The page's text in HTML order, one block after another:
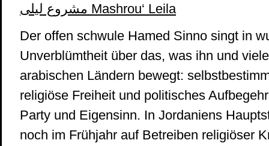
مشروع ليلى Mashrou‘ Leila
Der offen schwule Hamed Sinno singt in
Unverblümtheit über das, was ihn und
arabischen Ländern bewegt:
religiöse Freiheit und politisches
Party und Eigensinn. In Jordaniens
noch im Frühjahr auf Betreiben religiöser